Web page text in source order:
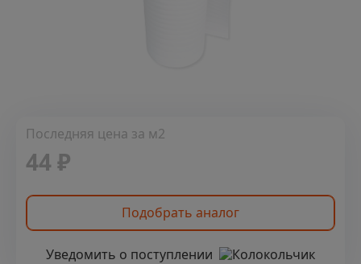
Последняя цена за м2
44 ₽
Подобрать аналог
Уведомить о поступлении